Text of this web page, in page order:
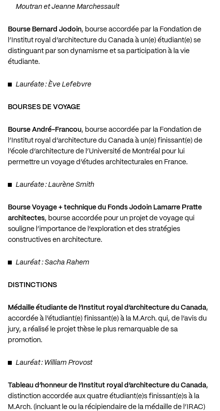
Moutran et Jeanne Marchessault
Bourse Bernard Jodoin, bourse accordée par la Fondation de
l’Institut royal d’architecture du Canada à un(e) étudiant(e) se
distinguant par son dynamisme et sa participation à la vie
étudiante.
Lauréate : Ève Lefebvre
BOURSES DE VOYAGE
Bourse André-Francou, bourse accordée par la Fondation de
l’Institut royal d’architecture du Canada à un(e) finissant(e) de
l’école d’architecture de l’Université de Montréal pour lui
permettre un voyage d’études architecturales en France.
Lauréate : Laurène Smith
Bourse Voyage + technique du Fonds Jodoin Lamarre Pratte
architectes, bourse accordée pour un projet de voyage qui
souligne l’importance de l’exploration et des stratégies
constructives en architecture.
Lauréat : Sacha Rahem
DISTINCTIONS
Médaille étudiante de l’Institut royal d’architecture du Canada,
accordée à l’étudiant(e) finissant(e) à la M.Arch. qui, de l’avis du
jury, a réalisé le projet thèse le plus remarquable de sa
promotion.
Lauréat : William Provost
Tableau d’honneur de l’Institut royal d’architecture du Canada,
distinction accordée aux quatre étudiant(e)s finissant(e)s à la
M.Arch. (incluant le ou la récipiendaire de la médaille de l’IRAC)